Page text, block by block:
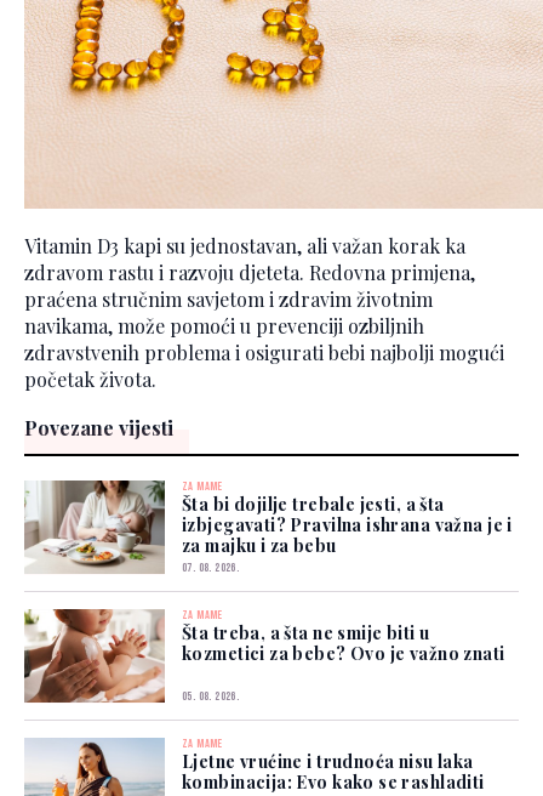
Vitamin D3 kapi su jednostavan, ali važan korak ka
zdravom rastu i razvoju djeteta. Redovna primjena,
praćena stručnim savjetom i zdravim životnim
navikama, može pomoći u prevenciji ozbiljnih
zdravstvenih problema i osigurati bebi najbolji mogući
početak života.
Povezane vijesti
ZA MAME
Šta bi dojilje trebale jesti, a šta
izbjegavati? Pravilna ishrana važna je i
za majku i za bebu
07. 08. 2026.
ZA MAME
Šta treba, a šta ne smije biti u
kozmetici za bebe? Ovo je važno znati
05. 08. 2026.
ZA MAME
Ljetne vrućine i trudnoća nisu laka
kombinacija: Evo kako se rashladiti